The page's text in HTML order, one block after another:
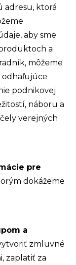
adresu, ktorá
aby sme
a
môžeme
odhaľujúce
podnikovej
náboru a
verejných
pre
dokážeme
a
zmluvné
zaplatiť za